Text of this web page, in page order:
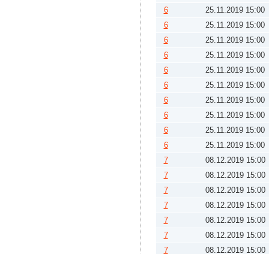
6
25.11.2019 15:00
6
25.11.2019 15:00
6
25.11.2019 15:00
6
25.11.2019 15:00
6
25.11.2019 15:00
6
25.11.2019 15:00
6
25.11.2019 15:00
6
25.11.2019 15:00
6
25.11.2019 15:00
6
25.11.2019 15:00
7
08.12.2019 15:00
7
08.12.2019 15:00
7
08.12.2019 15:00
7
08.12.2019 15:00
7
08.12.2019 15:00
7
08.12.2019 15:00
7
08.12.2019 15:00